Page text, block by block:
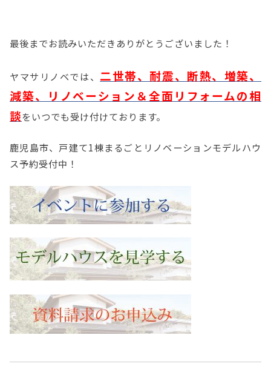
最後までお読みいただきありがとうございました！
ヤマサリノベでは、 二世帯、耐震、断熱、増築、
減築、リノベーション＆全面リフォームの相
談をいつでも受け付けております。
鹿児島市、戸建て1棟まるごとリノベーションモデルハウ
ス予約受付中！